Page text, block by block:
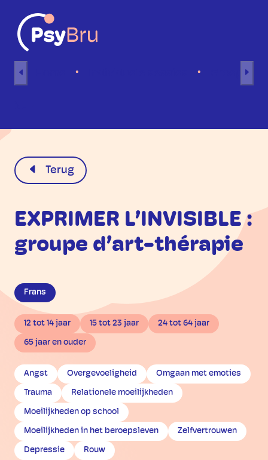
Terug
EXPRIMER L’INVISIBLE :
groupe d’art-thérapie
Frans
12 tot 14 jaar 15 tot 23 jaar 24 tot 64 jaar
65 jaar en ouder
Angst Overgevoeligheid Omgaan met emoties
Trauma Relationele moeilijkheden
Moeilijkheden op school
Moeilijkheden in het beroepsleven Zelfvertrouwen
Depressie Rouw